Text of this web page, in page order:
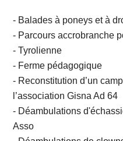
- Balades à poneys et à
- Parcours accrobranche
- Tyrolienne
- Ferme pédagogique
- Reconstitution d’un
l’association Gisna Ad 64
- Déambulations
Asso